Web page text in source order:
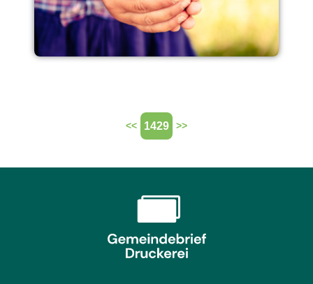
<< 1429 >>